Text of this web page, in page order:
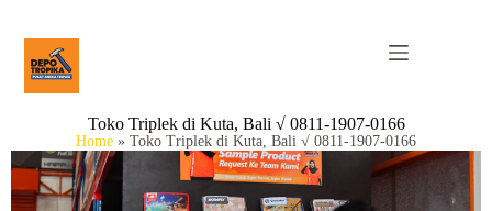
Toko Triplek di Kuta, Bali √ 0811-1907-0166
Home » Toko Triplek di Kuta, Bali √ 0811-1907-0166